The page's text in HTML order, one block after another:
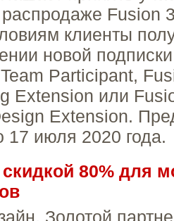
Fusion
клиенты
новой
Participant,
Extension или
Extension.
17 июля 2020 года.
80% для
Золотой